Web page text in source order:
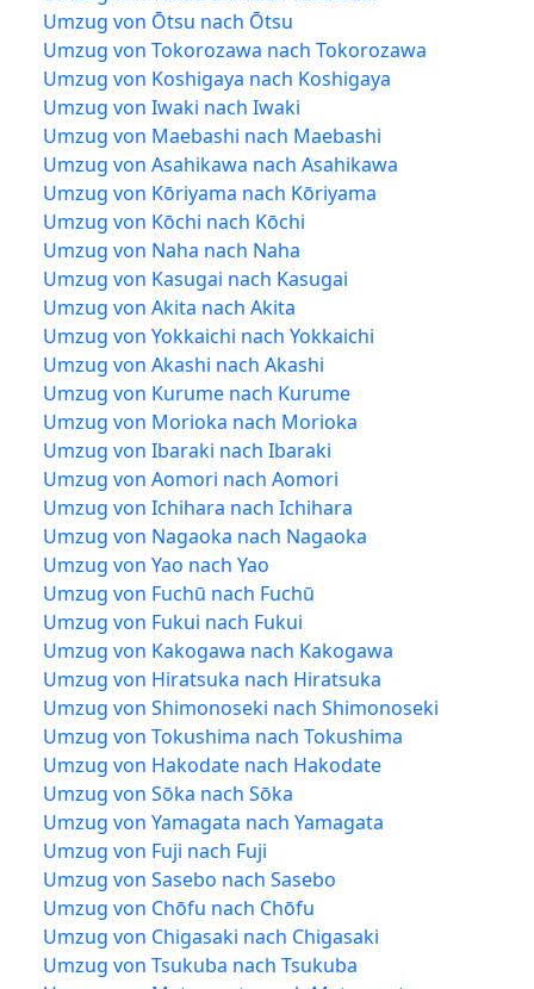
Umzug von Ōtsu nach Ōtsu
Umzug von Tokorozawa nach Tokorozawa
Umzug von Koshigaya nach Koshigaya
Umzug von Iwaki nach Iwaki
Umzug von Maebashi nach Maebashi
Umzug von Asahikawa nach Asahikawa
Umzug von Kōriyama nach Kōriyama
Umzug von Kōchi nach Kōchi
Umzug von Naha nach Naha
Umzug von Kasugai nach Kasugai
Umzug von Akita nach Akita
Umzug von Yokkaichi nach Yokkaichi
Umzug von Akashi nach Akashi
Umzug von Kurume nach Kurume
Umzug von Morioka nach Morioka
Umzug von Ibaraki nach Ibaraki
Umzug von Aomori nach Aomori
Umzug von Ichihara nach Ichihara
Umzug von Nagaoka nach Nagaoka
Umzug von Yao nach Yao
Umzug von Fuchū nach Fuchū
Umzug von Fukui nach Fukui
Umzug von Kakogawa nach Kakogawa
Umzug von Hiratsuka nach Hiratsuka
Umzug von Shimonoseki nach Shimonoseki
Umzug von Tokushima nach Tokushima
Umzug von Hakodate nach Hakodate
Umzug von Sōka nach Sōka
Umzug von Yamagata nach Yamagata
Umzug von Fuji nach Fuji
Umzug von Sasebo nach Sasebo
Umzug von Chōfu nach Chōfu
Umzug von Chigasaki nach Chigasaki
Umzug von Tsukuba nach Tsukuba